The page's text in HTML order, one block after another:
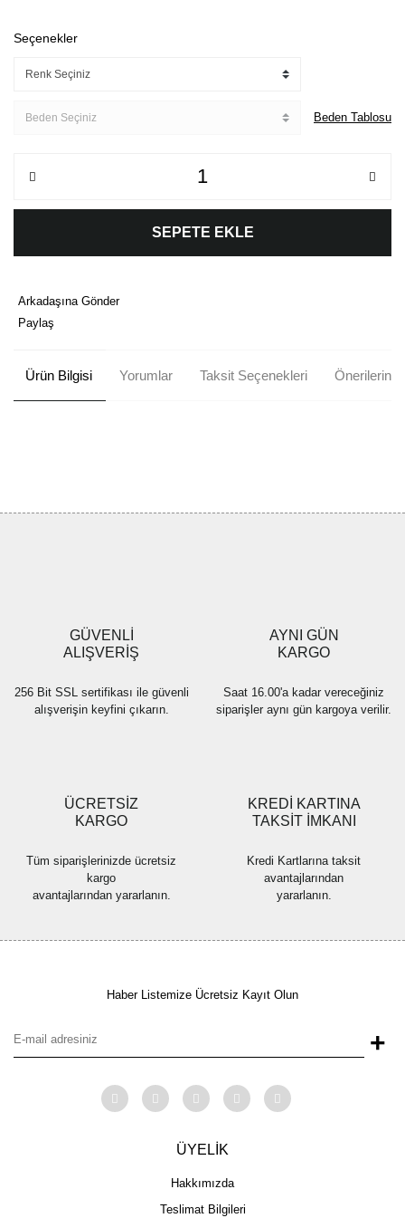
Seçenekler
Beden Tablosu
SEPETE EKLE
Arkadaşına Gönder
Paylaş
Ürün Bilgisi Yorumlar Taksit Seçenekleri Önerileriniz
Ürün fiyatı diğer sitelerden daha pahalı.
Bu ürüne benzer farklı alternatifler olmalı.
GÜVENLİ
ALIŞVERİŞ
256 Bit SSL sertifikası ile güvenli
alışverişin keyfini çıkarın.
AYNI GÜN
KARGO
Saat 16.00'a kadar vereceğiniz
siparişler aynı gün kargoya verilir.
ÜCRETSİZ
KARGO
Tüm siparişlerinizde ücretsiz
kargo
avantajlarından yararlanın.
KREDİ KARTINA
TAKSİT İMKANI
Kredi Kartlarına taksit
avantajlarından
yararlanın.
Haber Listemize Ücretsiz Kayıt Olun
+
ÜYELİK
Hakkımızda
Teslimat Bilgileri